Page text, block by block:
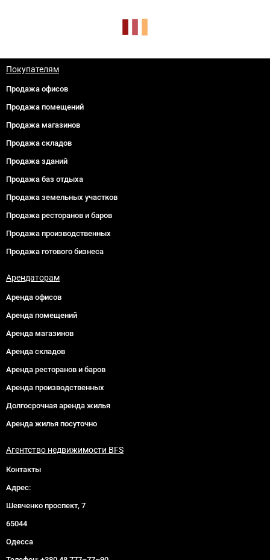
Покупателям
Продажа офисов
Продажа помещений
Продажа магазинов
Продажа складов
Продажа зданий
Продажа баз отдыха
Продажа земельных участков
Продажа ресторанов и баров
Продажа производственных
Продажа готового бизнеса
Арендаторам
Аренда офисов
Аренда помещений
Аренда магазинов
Аренда складов
Аренда ресторанов и баров
Аренда производственных
Долгосрочная аренда жилья
Аренда жилья посуточно
Агентство недвижимости BFS
Контакты
Адрес:
Шевченко проспект, 7
65044
Одесса